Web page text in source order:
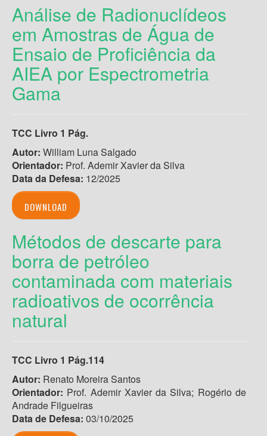
Análise de Radionuclídeos
em Amostras de Água de
Ensaio de Proficiência da
AIEA por Espectrometria
Gama
TCC Livro 1 Pág.
Autor: William Luna Salgado
Orientador: Prof. Ademir Xavier da Silva
Data da Defesa: 12/2025
DOWNLOAD
Métodos de descarte para
borra de petróleo
contaminada com materiais
radioativos de ocorrência
natural
TCC Livro 1 Pág.114
Autor: Renato Moreira Santos
Orientador: Prof. Ademir Xavier da Silva; Rogério de
Andrade Filgueiras
Data de Defesa: 03/10/2025